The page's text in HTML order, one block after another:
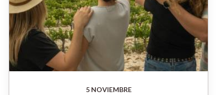
5 NOVIEMBRE